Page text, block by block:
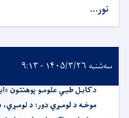
نور...
سه‌شنبه ۱۴۰۵/۳/۲۶ - ۹:۱۳